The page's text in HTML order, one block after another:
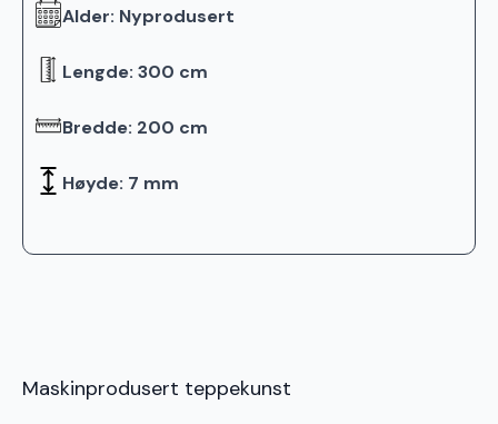
Alder: Nyprodusert
Lengde: 300 cm
Bredde: 200 cm
Høyde: 7 mm
Maskinprodusert teppekunst